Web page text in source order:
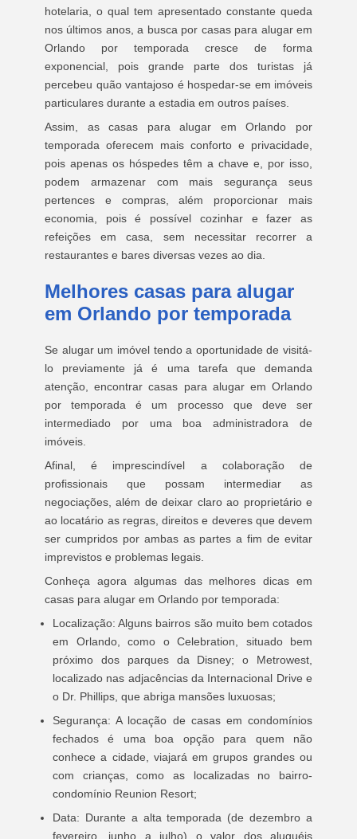
hotelaria, o qual tem apresentado constante queda
nos últimos anos, a busca por casas para alugar em
Orlando por temporada cresce de forma
exponencial, pois grande parte dos turistas já
percebeu quão vantajoso é hospedar-se em imóveis
particulares durante a estadia em outros países.
Assim, as casas para alugar em Orlando por
temporada oferecem mais conforto e privacidade,
pois apenas os hóspedes têm a chave e, por isso,
podem armazenar com mais segurança seus
pertences e compras, além proporcionar mais
economia, pois é possível cozinhar e fazer as
refeições em casa, sem necessitar recorrer a
restaurantes e bares diversas vezes ao dia.
Melhores casas para alugar
em Orlando por temporada
Se alugar um imóvel tendo a oportunidade de visitá-
lo previamente já é uma tarefa que demanda
atenção, encontrar casas para alugar em Orlando
por temporada é um processo que deve ser
intermediado por uma boa administradora de
imóveis.
Afinal, é imprescindível a colaboração de
profissionais que possam intermediar as
negociações, além de deixar claro ao proprietário e
ao locatário as regras, direitos e deveres que devem
ser cumpridos por ambas as partes a fim de evitar
imprevistos e problemas legais.
Conheça agora algumas das melhores dicas em
casas para alugar em Orlando por temporada:
Localização: Alguns bairros são muito bem cotados
em Orlando, como o Celebration, situado bem
próximo dos parques da Disney; o Metrowest,
localizado nas adjacências da Internacional Drive e
o Dr. Phillips, que abriga mansões luxuosas;
Segurança: A locação de casas em condomínios
fechados é uma boa opção para quem não
conhece a cidade, viajará em grupos grandes ou
com crianças, como as localizadas no bairro-
condomínio Reunion Resort;
Data: Durante a alta temporada (de dezembro a
fevereiro, junho a julho) o valor dos aluguéis